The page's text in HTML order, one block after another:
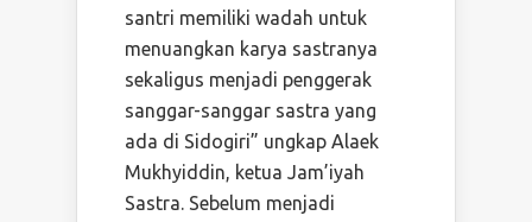
santri memiliki wadah untuk
menuangkan karya sastranya
sekaligus menjadi penggerak
sanggar-sanggar sastra yang
ada di Sidogiri” ungkap Alaek
Mukhyiddin, ketua Jam’iyah
Sastra. Sebelum menjadi